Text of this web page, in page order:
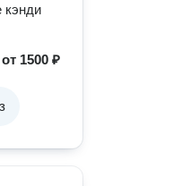
кэнди
от 1500 ₽